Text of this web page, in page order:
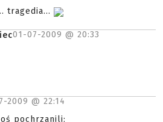
tragedia...
01-07-2009 @ 20:33
2009 @ 22:14
pochrzanili: